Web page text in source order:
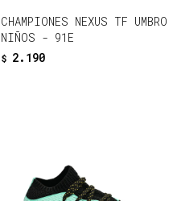
CHAMPIONES NEXUS TF UMBRO
NIÑOS - 91E
$ 2.190